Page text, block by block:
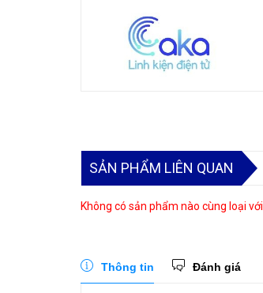
SẢN PHẨM LIÊN QUAN
Không có sản phẩm nào cùng loại
Thông tin Đánh giá